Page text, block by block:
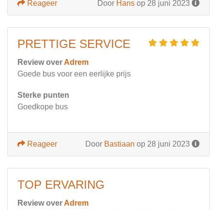
Door Hans op 28 juni 2023
Reageer
PRETTIGE SERVICE
Review over Adrem
Goede bus voor een eerlijke prijs
Sterke punten
Goedkope bus
Door Bastiaan op 28 juni 2023
Reageer
TOP ERVARING
Review over Adrem